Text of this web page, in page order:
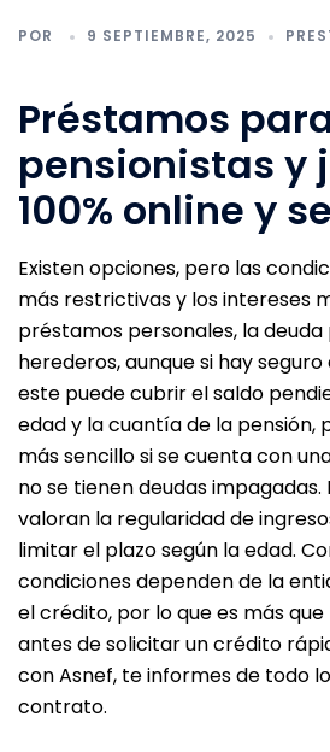
POR 9 SEPTIEMBRE, 2025
Préstamos
pensionistas y
100% online y
Existen opciones, pero las
más restrictivas y los intereses
préstamos personales, la deuda
herederos, aunque si hay
este puede cubrir el saldo
edad y la cuantía de la pensión,
más sencillo si se cuenta con
no se tienen deudas impagadas.
valoran la regularidad de
limitar el plazo según la edad.
condiciones dependen de la
el crédito, por lo que es más
antes de solicitar un crédito
con Asnef, te informes de todo
contrato.